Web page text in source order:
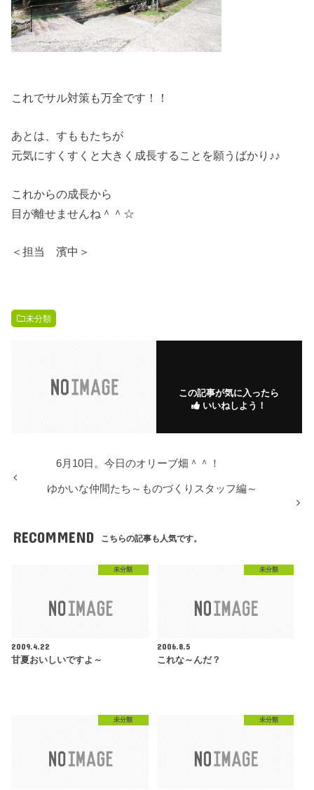
これでサル対策も万全です！！
あとは、すももたちが
元気にすくすくと大きく成長することを願うばかり♪♪
これからの成長から
目が離せませんね＾＾☆
＜担当 濱中＞
未分類
この記事が気に入ったら
いいねしよう！
6月10日。今日のオリーブ畑＾＾！
ゆかいな仲間たち～ものづくりスタッフ編～
RECOMMEND こちらの記事も人気です。
未分類
2009.4.22
甘夏おいしいですよ～
未分類
2006.8.5
これな～んだ？
未分類 未分類